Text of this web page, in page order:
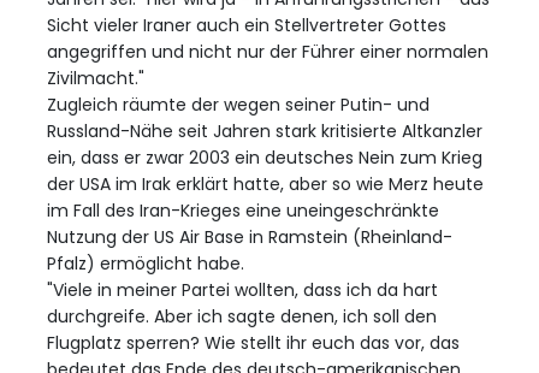
Sicht vieler Iraner auch ein Stellvertreter Gottes
angegriffen und nicht nur der Führer einer normalen
Zivilmacht."
Zugleich räumte der wegen seiner Putin- und
Russland-Nähe seit Jahren stark kritisierte Altkanzler
ein, dass er zwar 2003 ein deutsches Nein zum Krieg
der USA im Irak erklärt hatte, aber so wie Merz heute
im Fall des Iran-Krieges eine uneingeschränkte
Nutzung der US Air Base in Ramstein (Rheinland-
Pfalz) ermöglicht habe.
"Viele in meiner Partei wollten, dass ich da hart
durchgreife. Aber ich sagte denen, ich soll den
Flugplatz sperren? Wie stellt ihr euch das vor, das